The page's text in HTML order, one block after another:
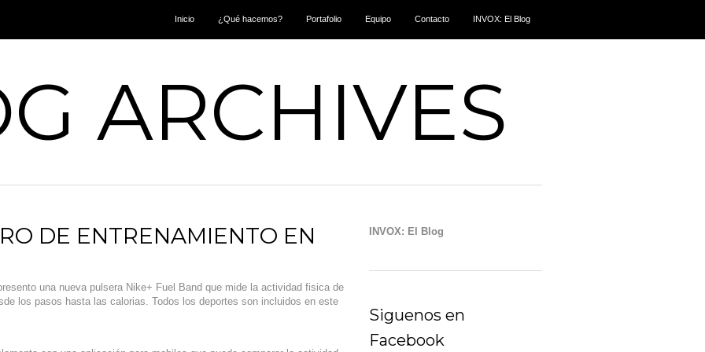
Inicio ¿Qué hacemos? Portafolio Equipo Contacto INVOX: El Blog
ARCHIVES
DE ENTRENAMIENTO EN
una nueva pulsera Nike+ Fuel Band que mide la actividad fisica de
los pasos hasta las calorias. Todos los deportes son incluidos en este
INVOX: El Blog
Siguenos en
Facebook